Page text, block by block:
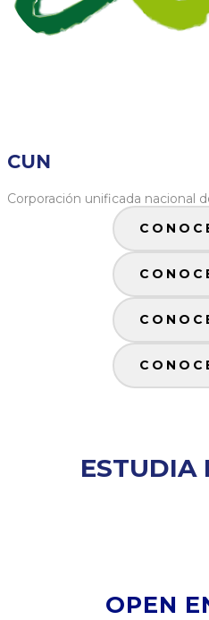
CUN
Corporación unificada nacional
ESTUDIA
OPEN